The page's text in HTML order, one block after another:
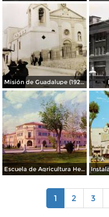
Misión de Guadalupe (1924)
Escuela de Agricultura Hermanos Escobar
1 2 3